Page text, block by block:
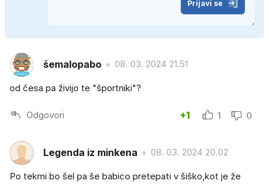
Prijavi se
šemalopabo 08. 03. 2024 21.51
od česa pa živijo te "športniki"?
Odgovori +1 1 0
Legenda iz minkena 08. 03. 2024 20.02
Po tekmi bo šel pa še babico pretepati v šiško,kot je že